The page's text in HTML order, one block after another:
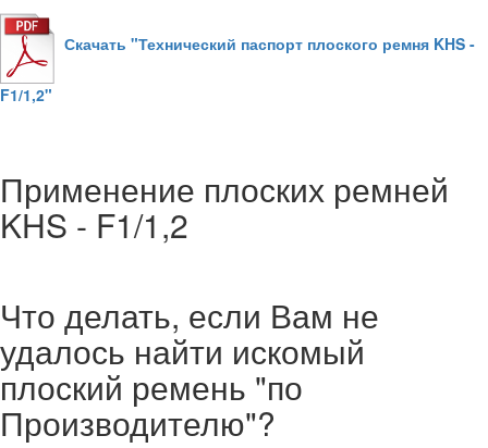
Скачать "Технический паспорт плоского ремня KHS -
F1/1,2"
Применение плоских ремней
KHS - F1/1,2
Что делать, если Вам не
удалось найти искомый
плоский ремень "по
Производителю"?